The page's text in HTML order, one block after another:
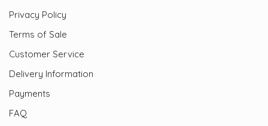
Privacy Policy
Terms of Sale
Customer Service
Delivery Information
Payments
FAQ